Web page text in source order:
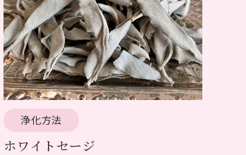
浄化方法
ホワイトセージ